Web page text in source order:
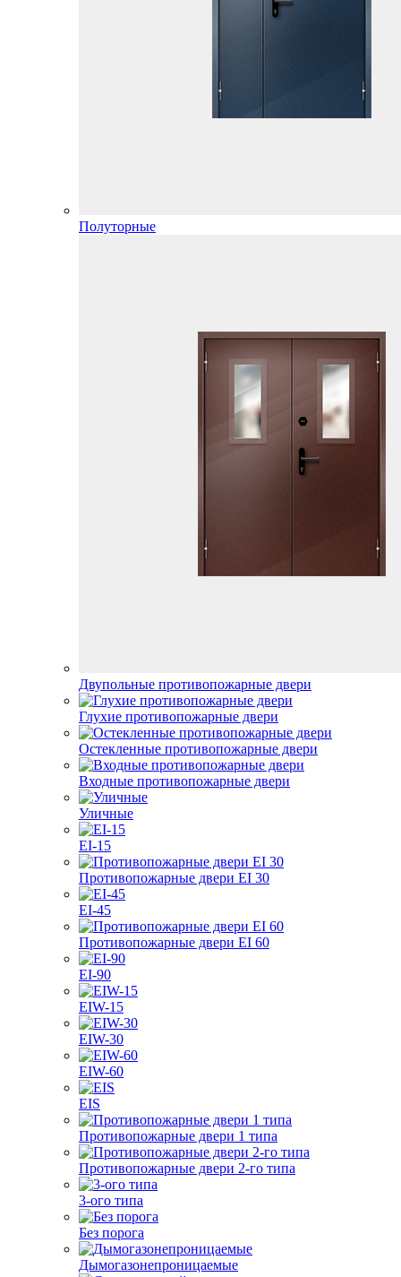
Полуторные
Двупольные противопожарные двери
Глухие противопожарные двери
Остекленные противопожарные двери
Входные противопожарные двери
Уличные
EI-15
Противопожарные двери EI 30
EI-45
Противопожарные двери EI 60
EI-90
EIW-15
EIW-30
EIW-60
EIS
Противопожарные двери 1 типа
Противопожарные двери 2-го типа
3-ого типа
Без порога
Дымогазонепроницаемые